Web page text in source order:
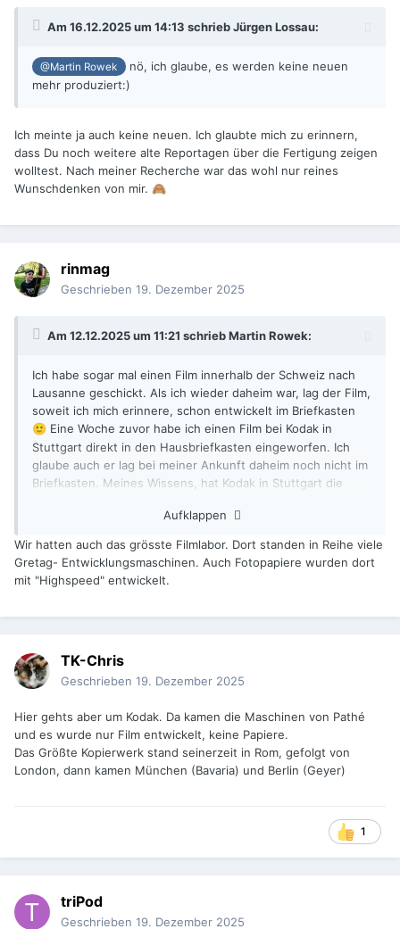
Am 16.12.2025 um 14:13 schriebJürgen Lossau:
@Martin Rowek
nö, ich glaube, es werden keine neuen
mehr produziert:)
Ich meinte ja auch keine neuen. Ich glaubte mich zu erinnern,
dass Du noch weitere alte Reportagen über die Fertigung zeigen
wolltest. Nach meiner Recherche war das wohl nur reines
Wunschdenken von mir. 🙈
rinmag
Geschrieben 19. Dezember 2025
Am 12.12.2025 um 11:21 schriebMartin Rowek:
Ich habe sogar mal einen Film innerhalb der Schweiz nach
Lausanne geschickt. Als ich wieder daheim war, lag der Film,
soweit ich mich erinnere, schon entwickelt im Briefkasten
🙂 Eine Woche zuvor habe ich einen Film bei Kodak in
Stuttgart direkt in den Hausbriefkasten eingeworfen. Ich
glaube auch er lag bei meiner Ankunft daheim noch nicht im
Briefkasten. Meines Wissens, hat Kodak in Stuttgart die
Entwicklung geschickt. In Lausanne wurden wahrscheinlich
kürzer war.
Das waren noch Zeiten, als die gelben Versandtüten mit
Schnee lag und der Briefkasten war auch weiß
Aufklappen
Wir hatten auch das grösste Filmlabor. Dort standen in Reihe viele
Gretag- Entwicklungsmaschinen. Auch Fotopapiere wurden dort
mit "Highspeed" entwickelt.
TK-Chris
Geschrieben 19. Dezember 2025
Hier gehts aber um Kodak. Da kamen die Maschinen von Pathé
und es wurde nur Film entwickelt, keine Papiere.
Das Größte Kopierwerk stand seinerzeit in Rom, gefolgt von
London, dann kamen München (Bavaria) und Berlin (Geyer)
1
triPod
Geschrieben 19. Dezember 2025